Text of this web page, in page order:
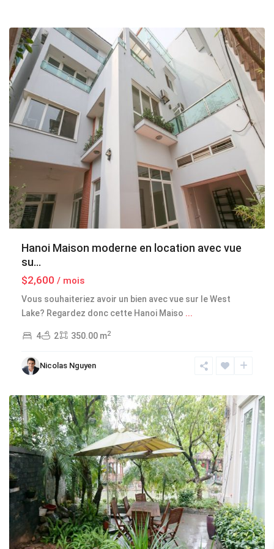
Hanoi Maison moderne en location avec vue
su...
$2,600 / mois
Vous souhaiteriez avoir un bien avec vue sur le West
Lake? Regardez donc cette Hanoi Maiso ...
4 2 350.00 m2
Nicolas Nguyen
Long
Bien,